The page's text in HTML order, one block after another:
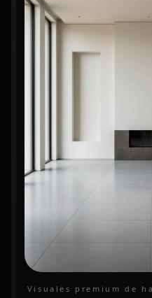
Visuales premium de